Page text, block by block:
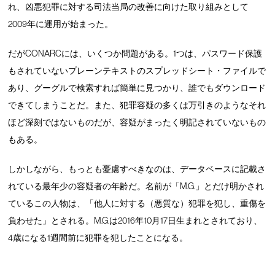
れ、凶悪犯罪に対する司法当局の改善に向けた取り組みとして
2009年に運用が始まった。
だがCONARCには、いくつか問題がある。1つは、パスワード保護
もされていないプレーンテキストのスプレッドシート・ファイルで
あり、グーグルで検索すれば簡単に見つかり、誰でもダウンロード
できてしまうことだ。また、犯罪容疑の多くは万引きのようなそれ
ほど深刻ではないものだが、容疑がまったく明記されていないもの
もある。
しかしながら、もっとも憂慮すべきなのは、データベースに記載さ
れている最年少の容疑者の年齢だ。名前が「M.G.」とだけ明かされ
ているこの人物は、「他人に対する（悪質な）犯罪を犯し、重傷を
負わせた」とされる。M.G.は2016年10月17日生まれとされており、
4歳になる1週間前に犯罪を犯したことになる。